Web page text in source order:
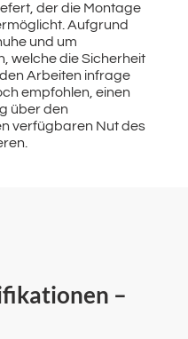
der die Montage
Aufgrund
und um
welche die Sicherheit
Arbeiten infrage
empfohlen, einen
über den
verfügbaren Nut des
–